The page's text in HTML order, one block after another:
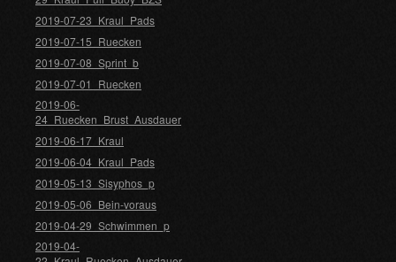
2019-07-23_Kraul_Pads
2019-07-15_Ruecken
2019-07-08_Sprint_b
2019-07-01_Ruecken
2019-06-
24_Ruecken_Brust_Ausdauer
2019-06-17_Kraul
2019-06-04_Kraul_Pads
2019-05-13_Sisyphos_p
2019-05-06_Bein-voraus
2019-04-29_Schwimmen_p
2019-04-